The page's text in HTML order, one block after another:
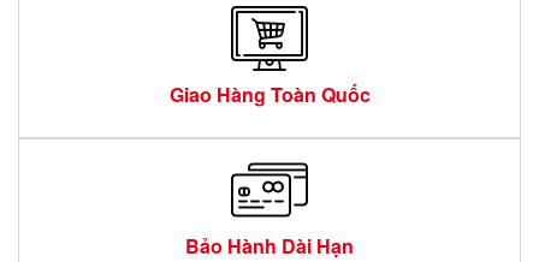
Giao Hàng Toàn Quốc
Bảo Hành Dài Hạn